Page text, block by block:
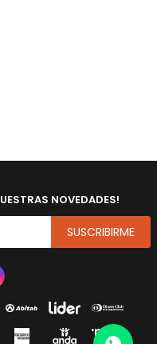
NOVEDADES!
SUSCRIBIRME